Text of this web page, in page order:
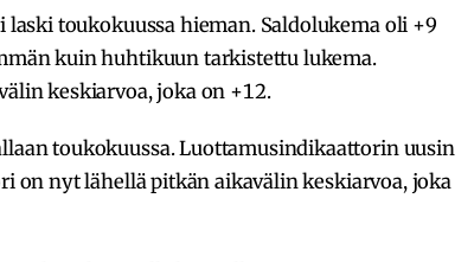
toukokuussa hieman. Saldolukema oli +9
kuin huhtikuun tarkistettu lukema.
keskiarvoa, joka on +12.
toukokuussa. Luottamusindikaattorin uusin
on nyt lähellä pitkän aikavälin keskiarvoa, joka